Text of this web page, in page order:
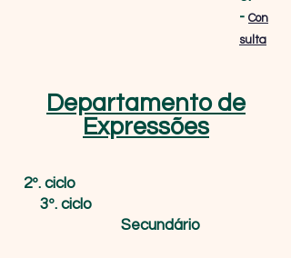
- Con
sulta
Departamento de
Expressões
2º. ciclo
3º. ciclo
Secundário